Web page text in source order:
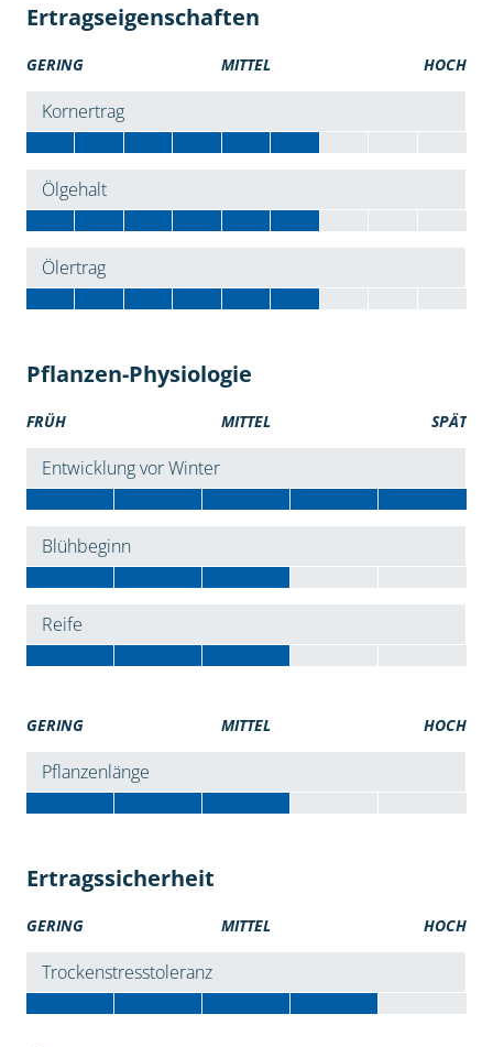
Ertragseigenschaften
GERING MITTEL HOCH
Kornertrag
Ölgehalt
Ölertrag
Pflanzen-Physiologie
FRÜH MITTEL SPÄT
Entwicklung vor Winter
Blühbeginn
Reife
GERING MITTEL HOCH
Pflanzenlänge
Ertragssicherheit
GERING MITTEL HOCH
Trockenstresstoleranz